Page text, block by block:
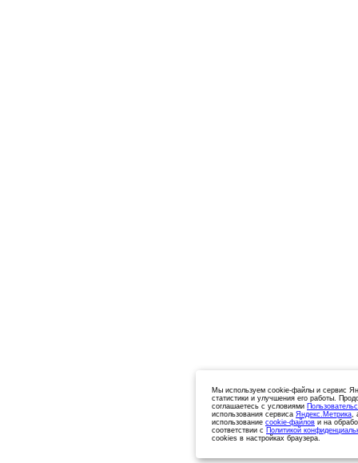
Мы используем cookie-файлы и сервис
статистики и улучшения его работы.
соглашаетесь с условиями
использования сервиса Яндекс.Метрика,
использование cookie-файлов и на
соответствии с Политикой
cookies в настройках браузера.